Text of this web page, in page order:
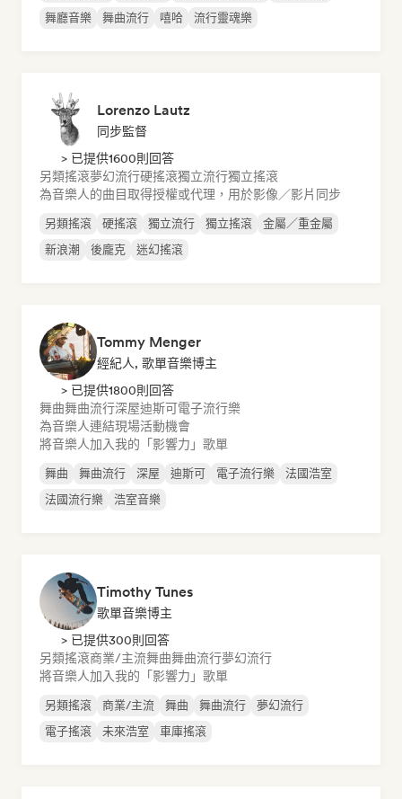
舞廳音樂
舞曲流行 嘻哈 流行靈魂樂
Lorenzo Lautz
同步監督
> 已提供1600則回答
另類搖滾夢幻流行硬搖滾獨立流行獨立搖滾
為音樂人的曲目取得授權或代理，用於影像／影片同步
另類搖滾 硬搖滾 獨立流行 獨立搖滾
金屬／重金屬
新浪潮
後龐克 迷幻搖滾
Tommy Menger
經紀人, 歌單音樂博主
> 已提供1800則回答
舞曲舞曲流行深屋迪斯可電子流行樂
為音樂人連結現場活動機會
將音樂人加入我的「影響力」歌單
舞曲 舞曲流行 深屋 迪斯可 電子流行樂
法國浩室
法國流行樂
浩室音樂
Timothy Tunes
歌單音樂博主
> 已提供300則回答
另類搖滾商業/主流舞曲舞曲流行夢幻流行
將音樂人加入我的「影響力」歌單
另類搖滾 商業/主流 舞曲 舞曲流行
夢幻流行
電子搖滾
未來浩室 車庫搖滾